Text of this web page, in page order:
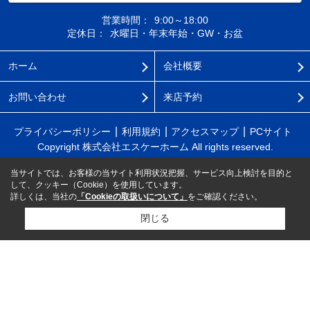
営業時間：
9:00～18:00
定休日：
水曜日・年末年始・GW・お盆
ホーム 会社概要
お問い合わせ 来店予約
プライバシーポリシー 利用規約 アクセスマップ
PCサイト
Copyright 株式会社エスケーホーム All rights reserved.
当サイトでは、お客様の当サイト利用状況把握、サービス向上検討を目的と
して、クッキー（Cookie）を使用しています。
詳しくは、当社の 「Cookieの取扱いについて」 をご確認ください。
閉じる